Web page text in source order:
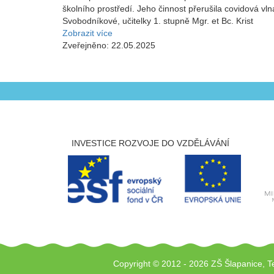
školního prostředí. Jeho činnost přerušila covidová
Svobodníkové, učitelky 1. stupně Mgr. et Bc. Krist
Zobrazit více
Zveřejněno: 22.05.2025
INVESTICE ROZVOJE DO VZDĚLÁVÁNÍ
Copyright © 2012 - 2026 ZŠ Šlapanice,